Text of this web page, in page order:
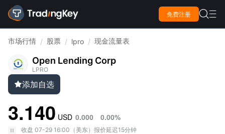
免费注册  
市场行情 / 股票 / lpro / 现金流量表
Open Lending Corp
LPRO
添加自选
3.140 USD 0.000 0.00%
收盘 07-29 16:00 （ 美东） 报价延迟15分钟